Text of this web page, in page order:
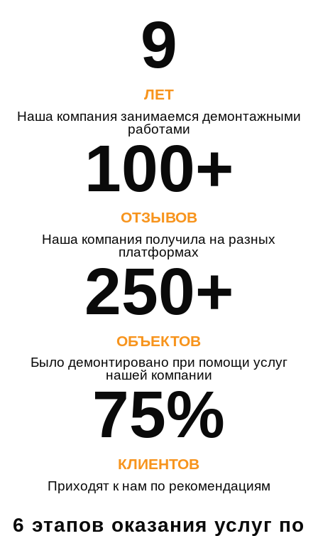
9
ЛЕТ
Наша компания занимаемся демонтажными
работами
100+
ОТЗЫВОВ
Наша компания получила на разных
платформах
250+
ОБЪЕКТОВ
Было демонтировано при помощи услуг
нашей компании
75%
КЛИЕНТОВ
Приходят к нам по рекомендациям
6 этапов оказания услуг по